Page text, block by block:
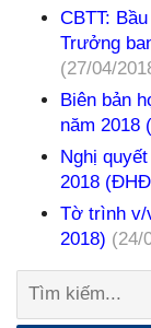
CBTT:
Trưởng
(27/04/
Biên bản
năm 2018
Nghị
2018
Tờ trình
2018) (24/
Tìm